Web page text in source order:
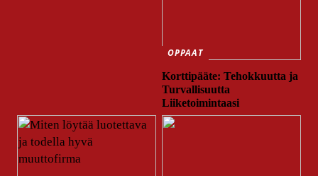
OPPAAT
Korttipääte: Tehokkuutta ja
Turvallisuutta
Liiketoimintaasi